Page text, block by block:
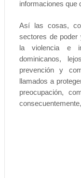
informaciones que
Así las cosas,
sectores de poder
la violencia e
dominicanos,
prevención y
llamados a
preocupación,